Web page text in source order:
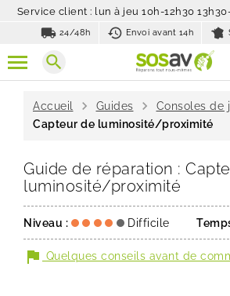
Service client : lun à jeu 10h-12h30
local_shipping 24/48h Envoi avant 14h
search
Accueil chevron_right Guides chevron_right Consoles de
Capteur de luminosité/proximité
Guide de réparation :
luminosité/proximité
Niveau : Difficile
flag Quelques conseils avant de